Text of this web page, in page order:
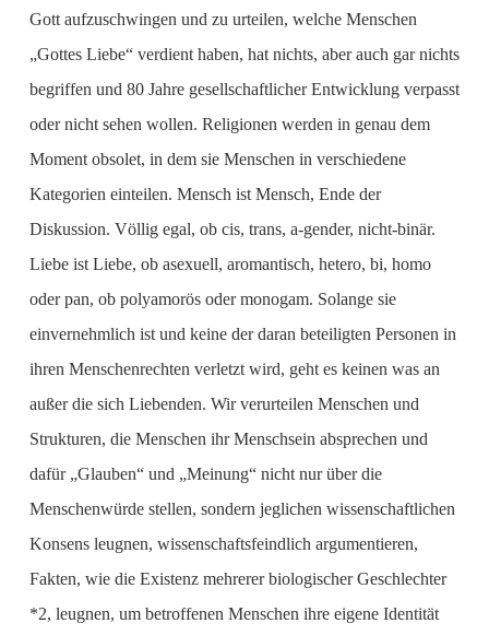
Gott aufzuschwingen und zu urteilen, welche Menschen
„Gottes Liebe“ verdient haben, hat nichts, aber auch gar nichts
begriffen und 80 Jahre gesellschaftlicher Entwicklung verpasst
oder nicht sehen wollen. Religionen werden in genau dem
Moment obsolet, in dem sie Menschen in verschiedene
Kategorien einteilen. Mensch ist Mensch, Ende der
Diskussion. Völlig egal, ob cis, trans, a-gender, nicht-binär.
Liebe ist Liebe, ob asexuell, aromantisch, hetero, bi, homo
oder pan, ob polyamorös oder monogam. Solange sie
einvernehmlich ist und keine der daran beteiligten Personen in
ihren Menschenrechten verletzt wird, geht es keinen was an
außer die sich Liebenden. Wir verurteilen Menschen und
Strukturen, die Menschen ihr Menschsein absprechen und
dafür „Glauben“ und „Meinung“ nicht nur über die
Menschenwürde stellen, sondern jeglichen wissenschaftlichen
Konsens leugnen, wissenschaftsfeindlich argumentieren,
Fakten, wie die Existenz mehrerer biologischer Geschlechter
*2, leugnen, um betroffenen Menschen ihre eigene Identität